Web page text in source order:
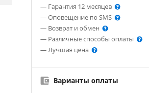
— Гарантия 12 месяцев
— Оповещение по SMS
— Возврат и обмен
— Различные способы оплаты
— Лучшая цена
Варианты оплаты